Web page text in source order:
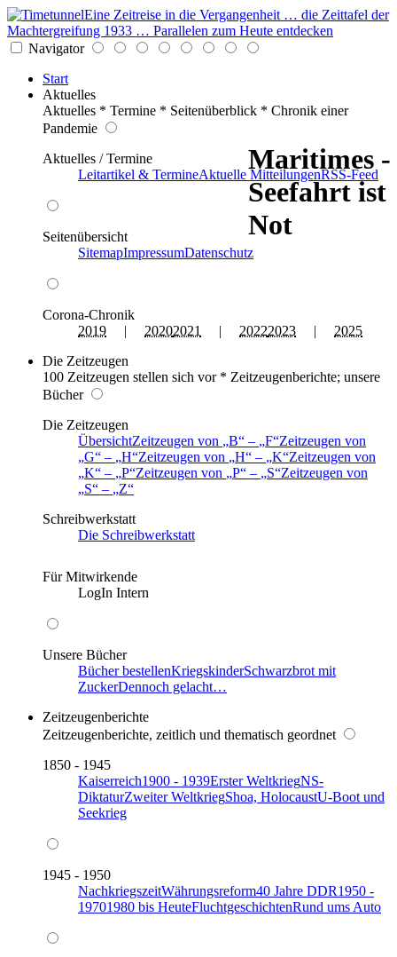
Eine Zeitreise in die Vergangenheit … die Zeittafel der
Machtergreifung 1933 … Parallelen zum Heute entdecken
Navigator
Start
Aktuelles
Aktuelles * Termine * Seitenüberblick * Chronik einer
Pandemie
Aktuelles / Termine
Leitartikel & TermineAktuelle MitteilungenRSS-Feed
Seitenübersicht
SitemapImpressumDatenschutz
Corona-Chronik
2019 | 20202021 | 20222023 | 2025
Die Zeitzeugen
100 Zeitzeugen stellen sich vor * Zeitzeugenberichte; unsere
Bücher
Die Zeitzeugen
ÜbersichtZeitzeugen von B – F Zeitzeugen von
G
– H Zeitzeugen von H – K Zeitzeugen von
K
– P Zeitzeugen von P – S Zeitzeugen von
S
–
Z
Schreibwerkstatt
Die Schreibwerkstatt
Für Mitwirkende
LogIn Intern
Unsere Bücher
Bücher bestellenKriegskinderSchwarzbrot mit
ZuckerDennoch gelacht…
Zeitzeugenberichte
Zeitzeugenberichte, zeitlich und thematisch geordnet
1850 - 1945
Kaiserreich1900 - 1939Erster WeltkriegNS-
DiktaturZweiter WeltkriegShoa, HolocaustU-Boot und
Seekrieg
1945 - 1950
NachkriegszeitWährungsreform40 Jahre DDR1950 -
19701980 bis HeuteFluchtgeschichtenRund ums Auto
Maritimes -
Seefahrt ist
Not